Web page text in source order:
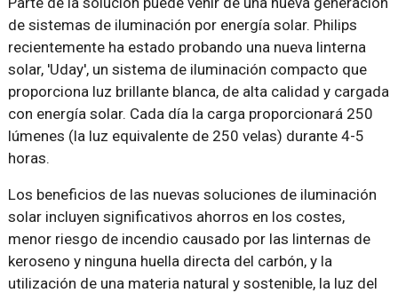
de sistemas de iluminación por energía solar. Philips
recientemente ha estado probando una nueva linterna
solar, 'Uday', un sistema de iluminación compacto que
proporciona luz brillante blanca, de alta calidad y cargada
con energía solar. Cada día la carga proporcionará 250
lúmenes (la luz equivalente de 250 velas) durante 4-5
horas.
Los beneficios de las nuevas soluciones de iluminación
solar incluyen significativos ahorros en los costes,
menor riesgo de incendio causado por las linternas de
keroseno y ninguna huella directa del carbón, y la
utilización de una materia natural y sostenible, la luz del